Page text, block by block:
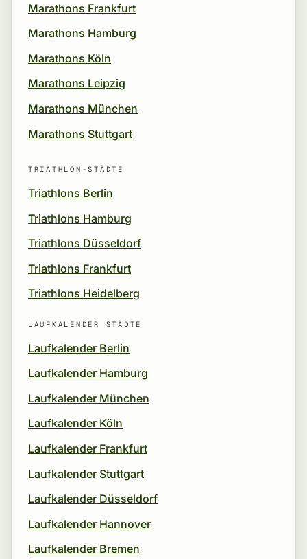
Marathons Frankfurt
Marathons Hamburg
Marathons Köln
Marathons Leipzig
Marathons München
Marathons Stuttgart
TRIATHLON-STÄDTE
Triathlons Berlin
Triathlons Hamburg
Triathlons Düsseldorf
Triathlons Frankfurt
Triathlons Heidelberg
LAUFKALENDER STÄDTE
Laufkalender Berlin
Laufkalender Hamburg
Laufkalender München
Laufkalender Köln
Laufkalender Frankfurt
Laufkalender Stuttgart
Laufkalender Düsseldorf
Laufkalender Hannover
Laufkalender Bremen